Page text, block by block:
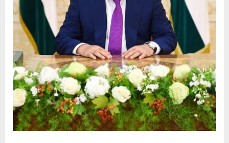
н
о
и
Н
о
с
и